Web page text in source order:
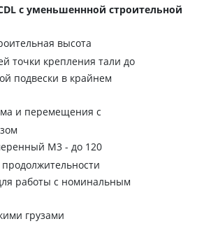
с уменьшеннной строительной
высота
точки крепления тали до
подвески в крайнем
и перемещения с
М3 - до 120
работы с номинальным
грузами